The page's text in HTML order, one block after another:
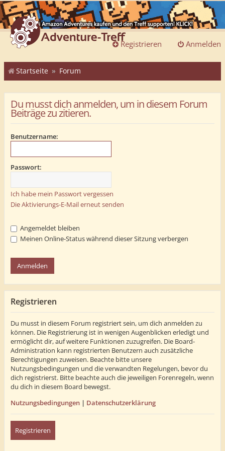
Anmelden
Registrieren
Startseite Forum
Du musst dich anmelden, um in diesem Forum
Beiträge zu zitieren.
Benutzername:
Passwort:
Ich habe mein Passwort vergessen
Die Aktivierungs-E-Mail erneut senden
Angemeldet bleiben
Meinen Online-Status während dieser Sitzung verbergen
Registrieren
Du musst in diesem Forum registriert sein, um dich anmelden zu
können. Die Registrierung ist in wenigen Augenblicken erledigt und
ermöglicht dir, auf weitere Funktionen zuzugreifen. Die Board-
Administration kann registrierten Benutzern auch zusätzliche
Berechtigungen zuweisen. Beachte bitte unsere
Nutzungsbedingungen und die verwandten Regelungen, bevor du
dich registrierst. Bitte beachte auch die jeweiligen Forenregeln, wenn
du dich in diesem Board bewegst.
Nutzungsbedingungen | Datenschutzerklärung
Registrieren